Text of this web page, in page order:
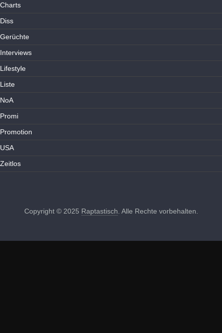
Charts
Diss
Gerüchte
Interviews
Lifestyle
Liste
NoA
Promi
Promotion
USA
Zeitlos
Copyright © 2025 Raptastisch . Alle Rechte vorbehalten.